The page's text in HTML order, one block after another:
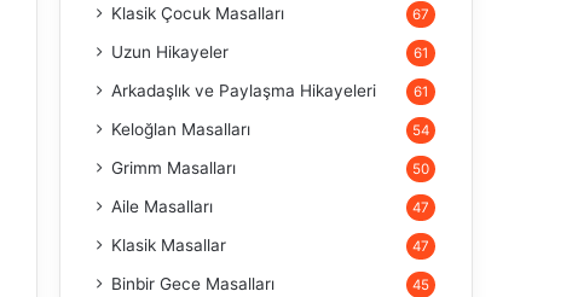
Klasik Çocuk Masalları 67
Uzun Hikayeler 61
Arkadaşlık ve Paylaşma Hikayeleri 61
Keloğlan Masalları 54
Grimm Masalları 50
Aile Masalları 47
Klasik Masallar 47
Binbir Gece Masalları 45